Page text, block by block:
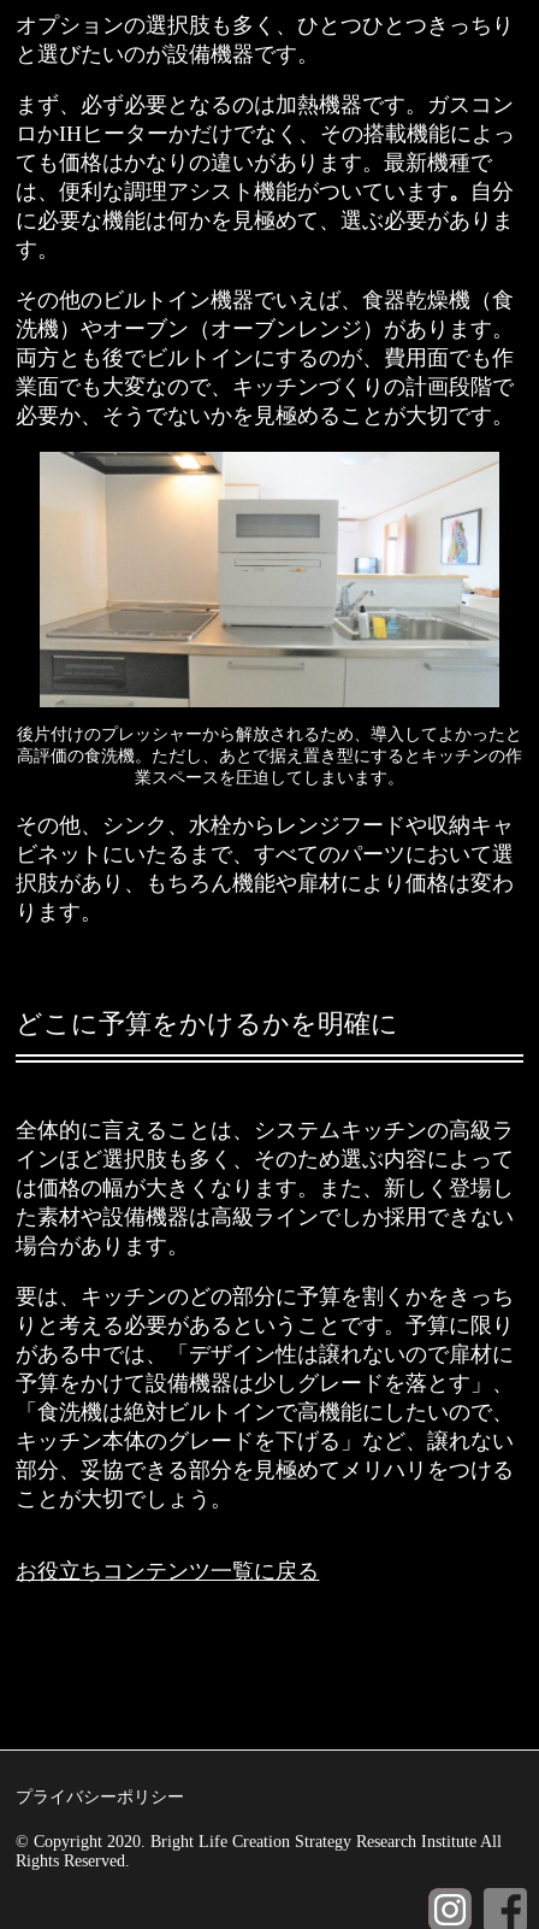
オプションの選択肢も多く、ひとつひとつきっちり
と選びたいのが設備機器です。
まず、必ず必要となるのは加熱機器です。ガスコン
ロかIHヒーターかだけでなく、その搭載機能によっ
ても価格はかなりの違いがあります。最新機種で
は、便利な調理アシスト機能がついています。 自分
に必要な機能は何かを見極めて、選ぶ必要がありま
す。
その他のビルトイン機器でいえば、食器乾燥機（食
洗機）やオーブン（オーブンレンジ）があります。
両方とも後でビルトインにするのが、費用面でも作
業面でも大変なので、キッチンづくりの計画段階で
必要か、そうでないかを見極めることが大切です。
後片付けのプレッシャーから解放されるため、導入してよかったと
高評価の食洗機。ただし、あとで据え置き型にするとキッチンの作
業スペースを圧迫してしまいます。
その他、シンク、水栓からレンジフードや収納キャ
ビネットにいたるまで、すべてのパーツにおいて選
択肢があり、もちろん機能や扉材により価格は変わ
ります。
どこに予算をかけるかを明確に
全体的に言えることは、システムキッチンの高級ラ
インほど選択肢も多く、そのため選ぶ内容によって
は価格の幅が大きくなります。また、新しく登場し
た素材や設備機器は高級ラインでしか採用できない
場合があります。
要は、キッチンのどの部分に予算を割くかをきっち
りと考える必要があるということです。予算に限り
がある中では、「デザイン性は譲れないので扉材に
予算をかけて設備機器は少しグレードを落とす」、
「食洗機は絶対ビルトインで高機能にしたいので、
キッチン本体のグレードを下げる」など、譲れない
部分、妥協できる部分を見極めてメリハリをつける
ことが大切でしょう。
お役立ちコンテンツ一覧に戻る
プライバシーポリシー
© Copyright 2020. Bright Life Creation Strategy Research Institute All
Rights Reserved.